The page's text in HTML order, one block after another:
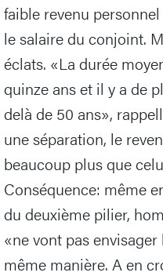
faible revenu
le salaire du conjoint.
éclats. «La durée
quinze ans et il y a de
delà de 50 ans»,
une séparation, le
beaucoup plus que
Conséquence: même
du deuxième pilier,
«ne vont pas
même manière. A en